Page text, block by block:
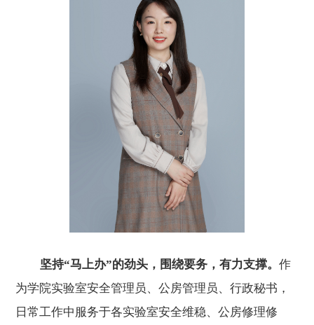
坚持“马上办”的劲头，围绕要务，有力支撑。 作
为学院实验室安全管理员、公房管理员、行政秘书，
日常工作中服务于各实验室安全维稳、公房修理修